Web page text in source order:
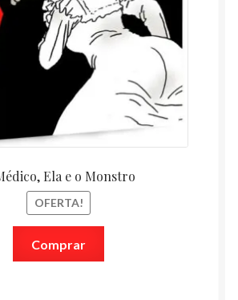
Ela e o Monstro
OFERTA!
Comprar